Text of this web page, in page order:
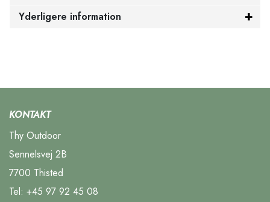
Yderligere information
KONTAKT
Thy Outdoor
Sennelsvej 2B
7700 Thisted
Tel: +45 97 92 45 08